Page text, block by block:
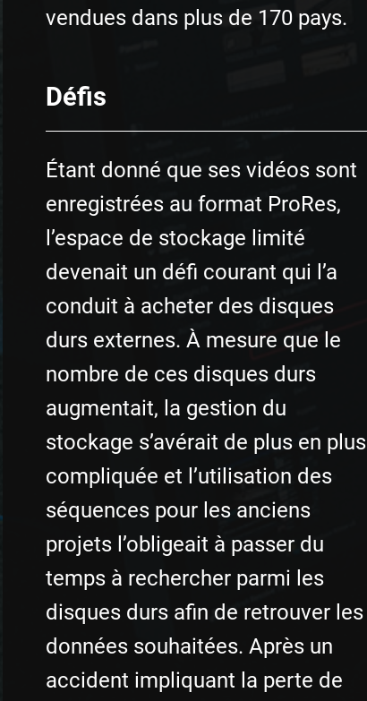
vendues dans plus de 170 pays.
Défis
Étant donné que ses vidéos sont
enregistrées au format ProRes,
l’espace de stockage limité
devenait un défi courant qui l’a
conduit à acheter des disques
durs externes. À mesure que le
nombre de ces disques durs
augmentait, la gestion du
stockage s’avérait de plus en plus
compliquée et l’utilisation des
séquences pour les anciens
projets l’obligeait à passer du
temps à rechercher parmi les
disques durs afin de retrouver les
données souhaitées. Après un
accident impliquant la perte de